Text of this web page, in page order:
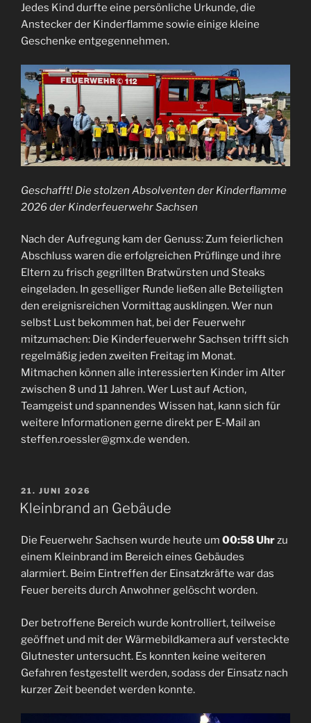
Jedes Kind durfte eine persönliche Urkunde, die
Anstecker der Kinderflamme sowie einige kleine
Geschenke entgegennehmen.
Geschafft! Die stolzen Absolventen der Kinderflamme
2026 der Kinderfeuerwehr Sachsen
Nach der Aufregung kam der Genuss: Zum feierlichen
Abschluss waren die erfolgreichen Prüflinge und ihre
Eltern zu frisch gegrillten Bratwürsten und Steaks
eingeladen. In geselliger Runde ließen alle Beteiligten
den ereignisreichen Vormittag ausklingen. Wer nun
selbst Lust bekommen hat, bei der Feuerwehr
mitzumachen: Die Kinderfeuerwehr Sachsen trifft sich
regelmäßig jeden zweiten Freitag im Monat.
Mitmachen können alle interessierten Kinder im Alter
zwischen 8 und 11 Jahren. Wer Lust auf Action,
Teamgeist und spannendes Wissen hat, kann sich für
weitere Informationen gerne direkt per E-Mail an
steffen.roessler@gmx.de wenden.
VERÖFFENTLICHT
AM
21. JUNI 2026
Kleinbrand an Gebäude
Die Feuerwehr Sachsen wurde heute um 00:58 Uhrzu
einem Kleinbrand im Bereich eines Gebäudes
alarmiert. Beim Eintreffen der Einsatzkräfte war das
Feuer bereits durch Anwohner gelöscht worden.
Der betroffene Bereich wurde kontrolliert, teilweise
geöffnet und mit der Wärmebildkamera auf versteckte
Glutnester untersucht. Es konnten keine weiteren
Gefahren festgestellt werden, sodass der Einsatz nach
kurzer Zeit beendet werden konnte.